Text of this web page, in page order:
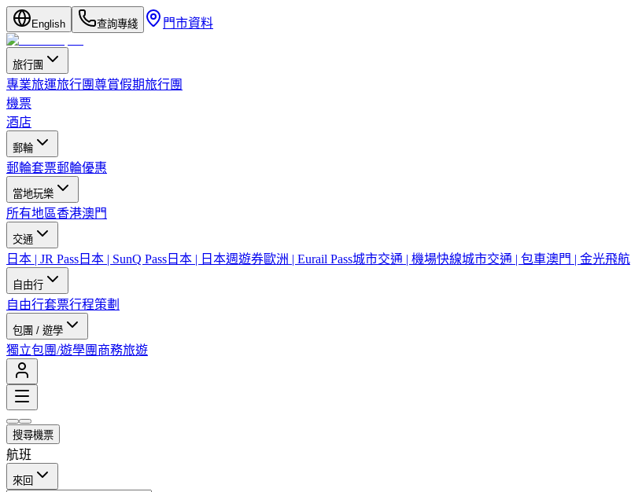
English 查詢專綫 門市資料
旅行團
專業旅運旅行團尊賞假期旅行團
機票
酒店
郵輪
郵輪套票郵輪優惠
當地玩樂
所有地區香港澳門
交通
日本 | JR Pass 日本 | SunQ Pass 日本 | 日本週遊券歐洲 | Eurail Pass城市交通 | 機場快線城市交通 | 包車澳門 | 金光飛航
自由行
自由行套票行程策劃
包團 / 遊學
獨立包團/遊學團 商務旅遊
搜尋機票
航班
來回